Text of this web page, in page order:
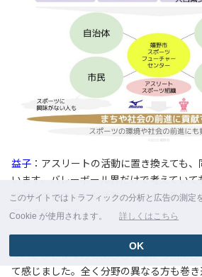
このサイトではトラフィックの分析と広告の測定
Cookie が使用されます。
詳しくはこちら
OK
益子 ：アスリートの活動に置き換えても
います。バレーボール界だけで考えていて
他競技の皆さんとも活動しながら、新し
ていきたいです。
星：私もバセドウ病について知っていた
て、さまざまな方と話し合いながら協働
て感じました。全く分野の異なる方も巻